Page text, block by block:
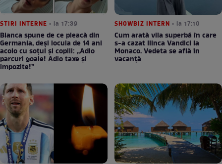
STIRI INTERNE • la 17:39
Bianca spune de ce pleacă din
Germania, deși locuia de 14 ani
acolo cu soțul și copiii: „Adio
parcuri goale! Adio taxe și
impozite!”
SHOWBIZ INTERN • la 17:10
Cum arată vila superbă în care
s-a cazat Ilinca Vandici la
Monaco. Vedeta se află în
vacanță